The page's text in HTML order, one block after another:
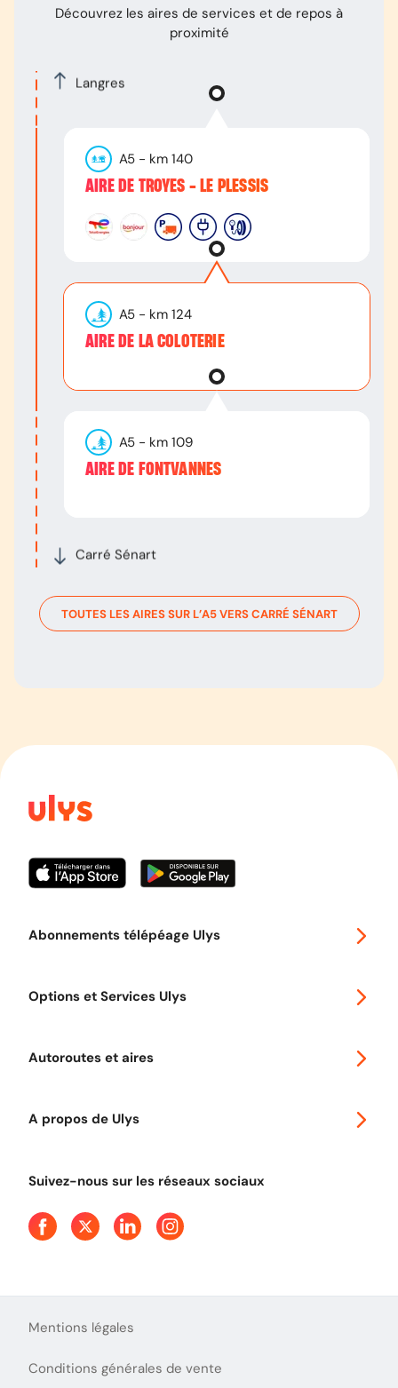
Découvrez les aires de services et de repos à
proximité
Langres
Carré Sénart
A5 - km 140
AIRE DE TROYES - LE PLESSIS
A5 - km 124
AIRE DE LA COLOTERIE
A5 - km 109
AIRE DE FONTVANNES
TOUTES LES AIRES SUR L’A5VERSCARRÉ SÉNART
Abonnements télépéage Ulys
Options et Services Ulys
Autoroutes et aires
A propos de Ulys
Presse
Suivez-nous sur les réseaux sociaux
Mentions légales
Conditions générales de vente